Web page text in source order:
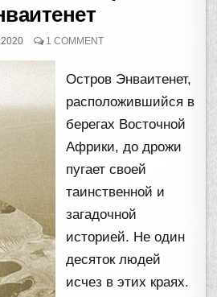
1 COMMENT
Остров Энваитенет,
расположившийся в
берегах Восточной
Африки, до дрожи
пугает своей
таинственной и
загадочной
историей. Не один
десяток людей
исчез в этих краях.